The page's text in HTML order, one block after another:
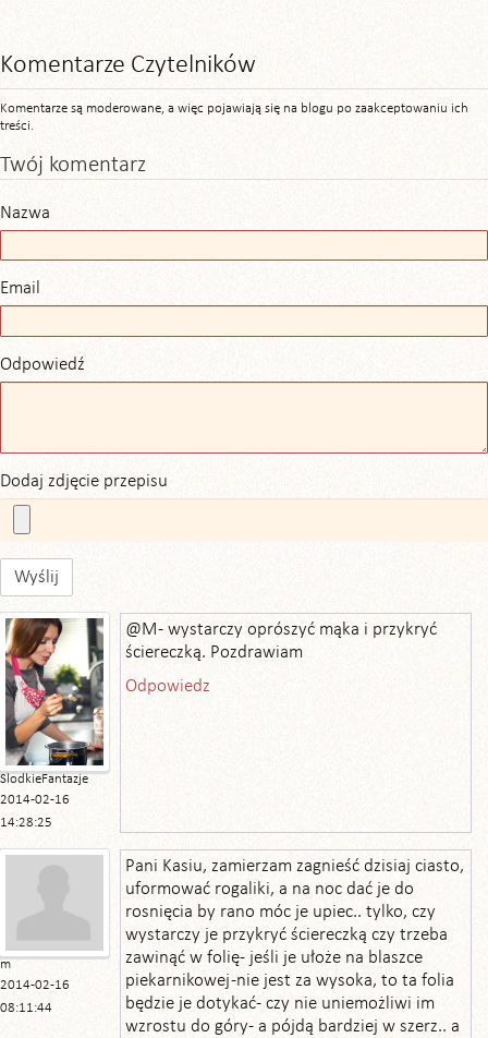
Komentarze Czytelników
Komentarze są moderowane, a więc pojawiają się na blogu po zaakceptowaniu ich
treści.
Twój komentarz
Nazwa
Email
Odpowiedź
Dodaj zdjęcie przepisu
Wyślij
SlodkieFantazje
2014-02-16
14:28:25
@M - wystarczy oprószyć mąka i przykryć
ściereczką. Pozdrawiam
Odpowiedz
m
2014-02-16
08:11:44
Pani Kasiu, zamierzam zagnieść dzisiaj ciasto,
uformować rogaliki, a na noc dać je do
rosnięcia by rano móc je upiec.. tylko, czy
wystarczy je przykryć ściereczką czy trzeba
zawinąć w folię- jeśli je ułoże na blaszce
piekarnikowej -nie jest za wysoka, to ta folia
będzie je dotykać- czy nie uniemożliwi im
wzrostu do góry- a pójdą bardziej w szerz.. a